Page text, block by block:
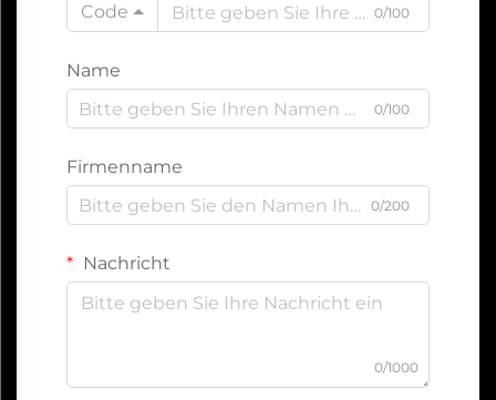
Code
0/100
Name
0/100
Firmenname
0/200
Nachricht
0/1000